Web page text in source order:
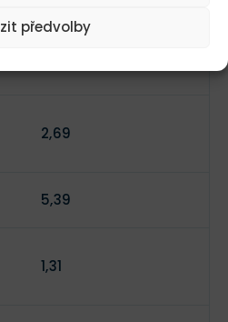
předvolby
2,69
5,39
1,31